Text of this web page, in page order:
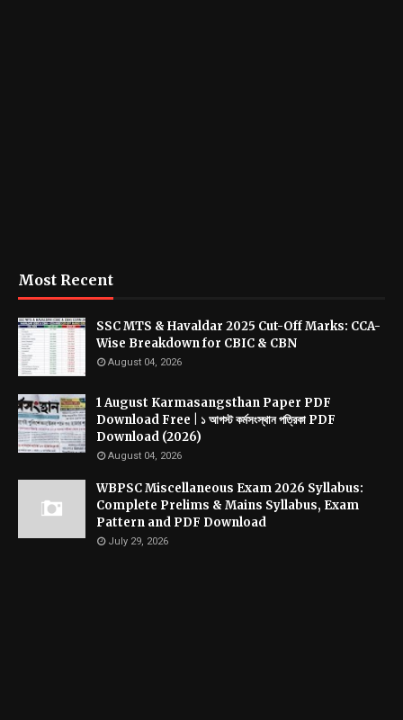
Most Recent
SSC MTS & Havaldar 2025 Cut-Off Marks: CCA-
Wise Breakdown for CBIC & CBN
August 04, 2026
1 August Karmasangsthan Paper PDF
Download Free | ১ আগস্ট কর্মসংস্থান পত্রিকা PDF
Download (2026)
August 04, 2026
WBPSC Miscellaneous Exam 2026 Syllabus:
Complete Prelims & Mains Syllabus, Exam
Pattern and PDF Download
July 29, 2026